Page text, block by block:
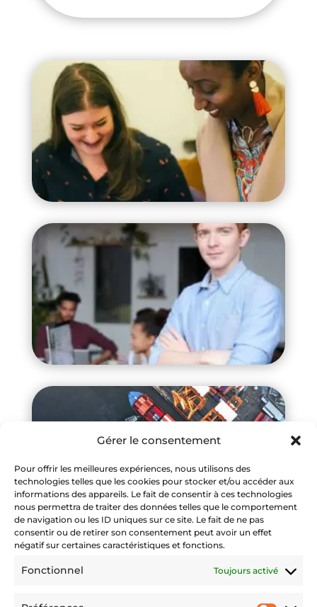
Gérer le consentement
Pour offrir les meilleures expériences, nous utilisons des
technologies telles que les cookies pour stocker et/ou accéder aux
informations des appareils. Le fait de consentir à ces technologies
nous permettra de traiter des données telles que le comportement
de navigation ou les ID uniques sur ce site. Le fait de ne pas
consentir ou de retirer son consentement peut avoir un effet
négatif sur certaines caractéristiques et fonctions.
Fonctionnel Toujours activé